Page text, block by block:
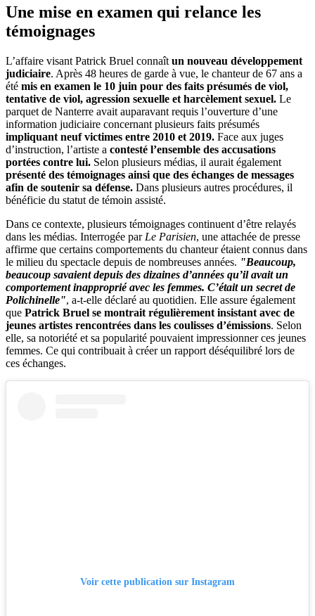
Une mise en examen qui relance les
témoignages
L’affaire visant Patrick Bruel connaît un nouveau développement
judiciaire. Après 48 heures de garde à vue, le chanteur de 67 ans a
été mis en examen le 10 juin pour des faits présumés de viol,
tentative de viol, agression sexuelle et harcèlement sexuel. Le
parquet de Nanterre avait auparavant requis l’ouverture d’une
information judiciaire concernant plusieurs faits présumés
impliquant neuf victimes entre 2010 et 2019. Face aux juges
d’instruction, l’artiste a contesté l’ensemble des accusations
portées contre lui. Selon plusieurs médias, il aurait également
présenté des témoignages ainsi que des échanges de messages
afin de soutenir sa défense. Dans plusieurs autres procédures, il
bénéficie du statut de témoin assisté.
Dans ce contexte, plusieurs témoignages continuent d’être relayés
dans les médias. Interrogée par Le Parisien, une attachée de presse
affirme que certains comportements du chanteur étaient connus dans
le milieu du spectacle depuis de nombreuses années. "Beaucoup,
beaucoup savaient depuis des dizaines d’années qu’il avait un
comportement inapproprié avec les femmes. C’était un secret de
Polichinelle", a-t-elle déclaré au quotidien. Elle assure également
que Patrick Bruel se montrait régulièrement insistant avec de
jeunes artistes rencontrées dans les coulisses d’émissions. Selon
elle, sa notoriété et sa popularité pouvaient impressionner ces jeunes
femmes. Ce qui contribuait à créer un rapport déséquilibré lors de
ces échanges.
Voir cette publication sur Instagram